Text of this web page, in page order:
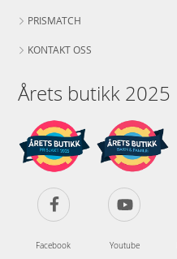
PRISMATCH
KONTAKT OSS
Årets butikk 2025
Facebook Youtube